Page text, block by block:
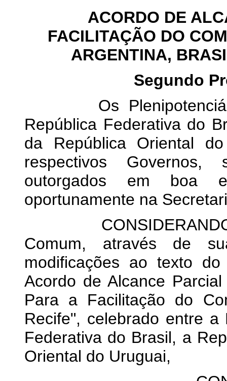
ACORDO DE
FACILITAÇÃO DO
ARGENTINA,
Segundo
Os
República Federativa do
da República Oriental
respectivos
outorgados em boa
oportunamente na
CONSIDERANDO
Comum, através de
modificações ao texto
Acordo de Alcance
Para a Facilitação do
Recife", celebrado entre a
Federativa do Brasil, a
Oriental do Uruguai,